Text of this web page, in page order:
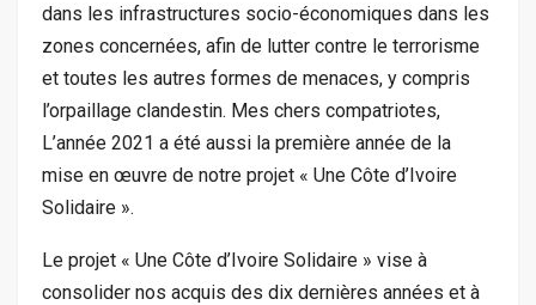
dans les infrastructures socio-économiques dans les
zones concernées, afin de lutter contre le terrorisme
et toutes les autres formes de menaces, y compris
l’orpaillage clandestin. Mes chers compatriotes,
L’année 2021 a été aussi la première année de la
mise en œuvre de notre projet « Une Côte d’Ivoire
Solidaire ».
Le projet « Une Côte d’Ivoire Solidaire » vise à
consolider nos acquis des dix dernières années et à